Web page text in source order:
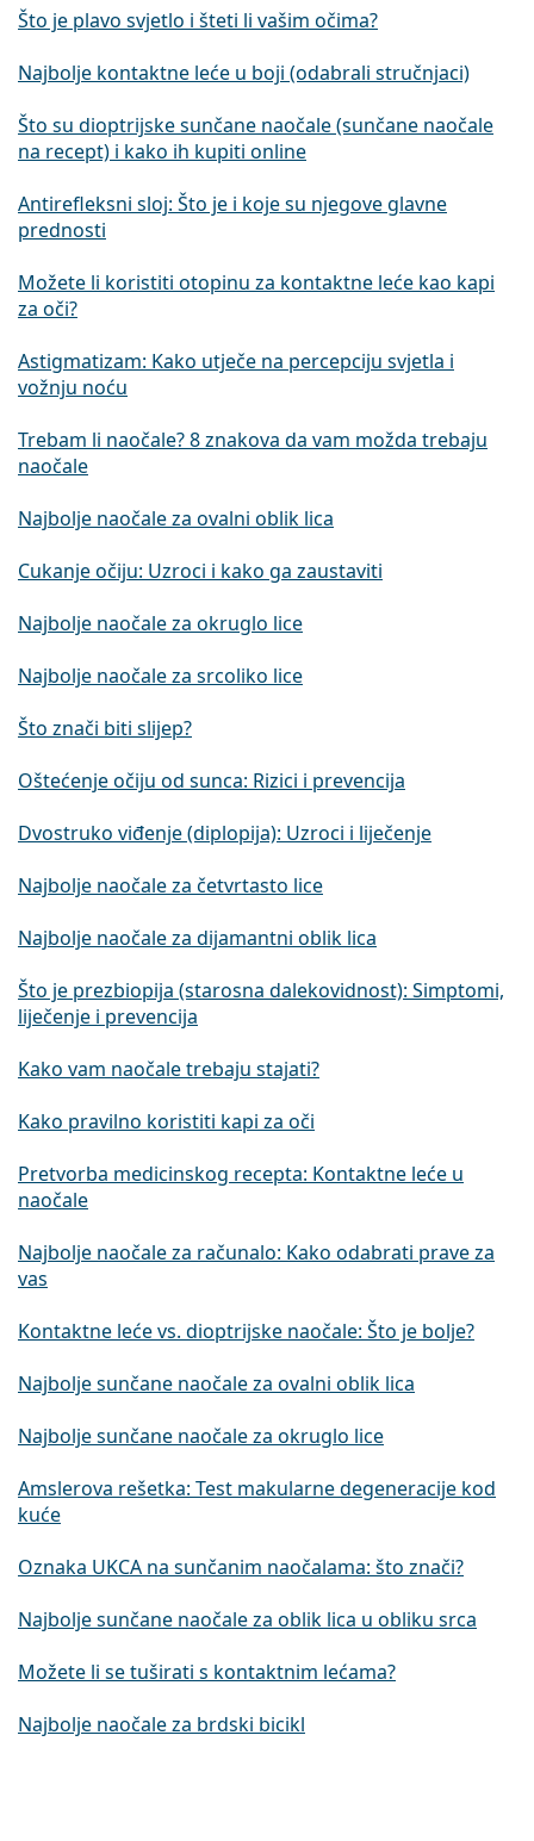
Što je plavo svjetlo i šteti li vašim očima?
Najbolje kontaktne leće u boji (odabrali stručnjaci)
Što su dioptrijske sunčane naočale (sunčane naočale
na recept) i kako ih kupiti online
Antirefleksni sloj: Što je i koje su njegove glavne
prednosti
Možete li koristiti otopinu za kontaktne leće kao kapi
za oči?
Astigmatizam: Kako utječe na percepciju svjetla i
vožnju noću
Trebam li naočale? 8 znakova da vam možda trebaju
naočale
Najbolje naočale za ovalni oblik lica
Cukanje očiju: Uzroci i kako ga zaustaviti
Najbolje naočale za okruglo lice
Najbolje naočale za srcoliko lice
Što znači biti slijep?
Oštećenje očiju od sunca: Rizici i prevencija
Dvostruko viđenje (diplopija): Uzroci i liječenje
Najbolje naočale za četvrtasto lice
Najbolje naočale za dijamantni oblik lica
Što je prezbiopija (starosna dalekovidnost): Simptomi,
liječenje i prevencija
Kako vam naočale trebaju stajati?
Kako pravilno koristiti kapi za oči
Pretvorba medicinskog recepta: Kontaktne leće u
naočale
Najbolje naočale za računalo: Kako odabrati prave za
vas
Kontaktne leće vs. dioptrijske naočale: Što je bolje?
Najbolje sunčane naočale za ovalni oblik lica
Najbolje sunčane naočale za okruglo lice
Amslerova rešetka: Test makularne degeneracije kod
kuće
Oznaka UKCA na sunčanim naočalama: što znači?
Najbolje sunčane naočale za oblik lica u obliku srca
Možete li se tuširati s kontaktnim lećama?
Najbolje naočale za brdski bicikl